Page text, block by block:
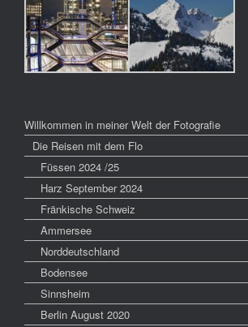
Willkommen in meiner Welt der Fotografie
Die Reisen mit dem Flo
Füssen 2024 /25
Harz September 2024
Fränkische Schweiz
Ammersee
Norddeutschland
Bodensee
Sinnsheim
Berlin August 2020